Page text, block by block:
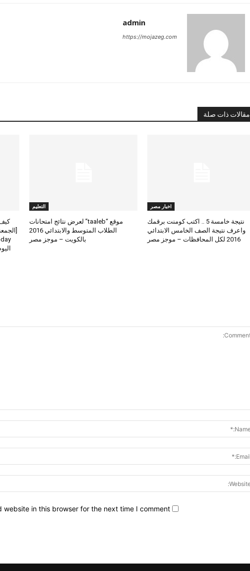
admin
https://mojazeg.com
مقالات ذات صلة
اخبار مصر
نتيجة خامسة 5 .. اكتب كومنت برقمك
واعرف نتيجة الصف الخامس الابتدائي
2016 لكل المحافظات – موجز مصر
التعليم
موقع “taaleb” لعرض نتائج امتحانات
الطلاب المتوسط والابتدائي 2016
بالكويت – موجز مصر
اليوم 20 مايو~أيار 2016
website in this browser for the next time I comment.